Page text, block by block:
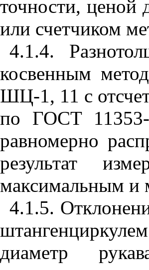
точности,
или счетчиком
4.1.4.
косвенным
ШЦ-1, 11 с
по ГОСТ 11353-
равномерно
результат
максимальным и
4.1.5.
диаметр